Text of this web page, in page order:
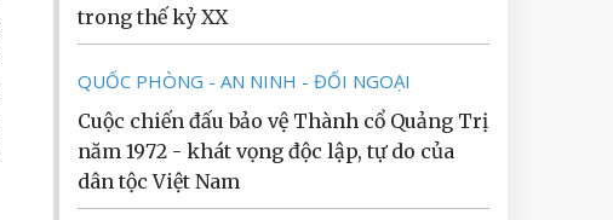
trong thế kỷ XX
QUỐC PHÒNG - AN NINH - ĐỐI NGOẠI
Cuộc chiến đấu bảo vệ Thành cổ Quảng Trị
năm 1972 - khát vọng độc lập, tự do của
dân tộc Việt Nam